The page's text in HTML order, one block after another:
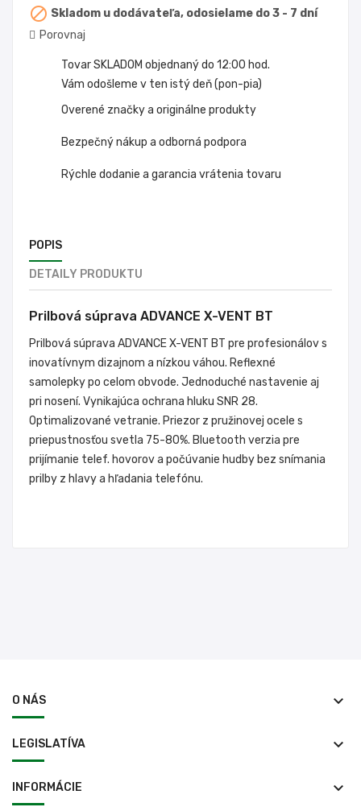
 Skladom u dodávateľa, odosielame do 3 - 7 dní
Porovnaj
Tovar SKLADOM objednaný do 12:00 hod.
Vám odošleme v ten istý deň (pon-pia)
Overené značky a originálne produkty
Bezpečný nákup a odborná podpora
Rýchle dodanie a garancia vrátenia tovaru
POPIS
DETAILY PRODUKTU
Prilbová súprava ADVANCE X-VENT BT
Prilbová súprava ADVANCE X-VENT BT pre profesionálov s
inovatívnym dizajnom a nízkou váhou. Reflexné
samolepky po celom obvode. Jednoduché nastavenie aj
pri nosení. Vynikajúca ochrana hluku SNR 28.
Optimalizované vetranie. Priezor z pružinovej ocele s
priepustnosťou svetla 75-80%. Bluetooth verzia pre
prijímanie telef. hovorov a počúvanie hudby bez snímania
prilby z hlavy a hľadania telefónu.
O NÁS keyboard_arrow_down
LEGISLATÍVA keyboard_arrow_down
INFORMÁCIE keyboard_arrow_down